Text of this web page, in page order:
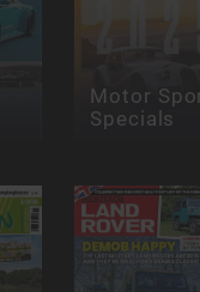
Motor
Specials